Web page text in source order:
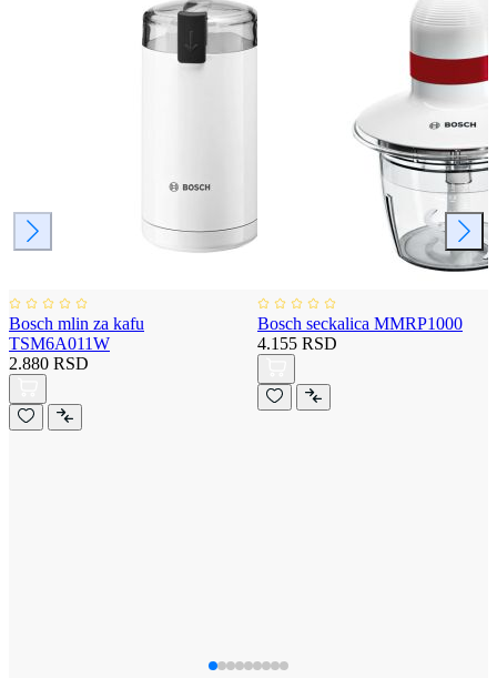
Bosch mlin za kafu
TSM6A011W
2.880 RSD
Bosch seckalica MMRP1000
4.155 RSD